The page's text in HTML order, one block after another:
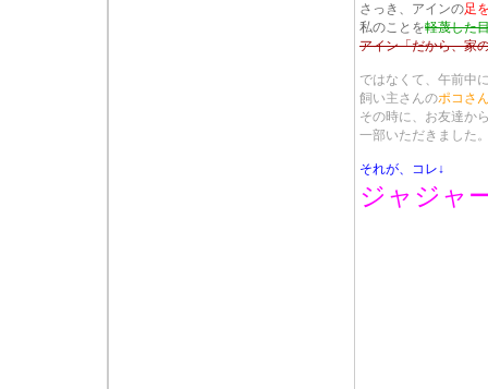
さっき、アインの足
私のことを軽蔑した
アイン「だから、家
ではなくて、午前中
飼い主さんのポコさ
その時に、お友達か
一部いただきました
それが、コレ↓
ジャジャ